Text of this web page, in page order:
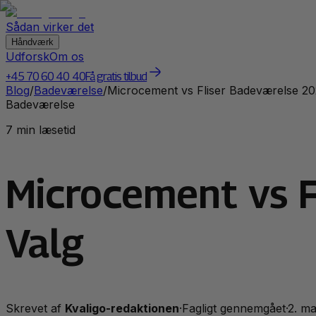
Sådan virker det
Håndværk
UdforskOm os
+45 70 60 40 40Få gratis tilbud
Blog/Badeværelse/Microcement vs Fliser Badeværelse
Badeværelse
7 min læsetid
Microcement vs
Valg
Skrevet af Kvaligo-redaktionen·Fagligt gennemgået·2.